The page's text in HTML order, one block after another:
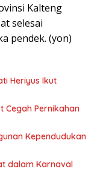
Kalteng
selesai
pendek. (yon)
Heriyus Ikut
Cegah Pernikahan
Kependudukan
dalam Karnaval